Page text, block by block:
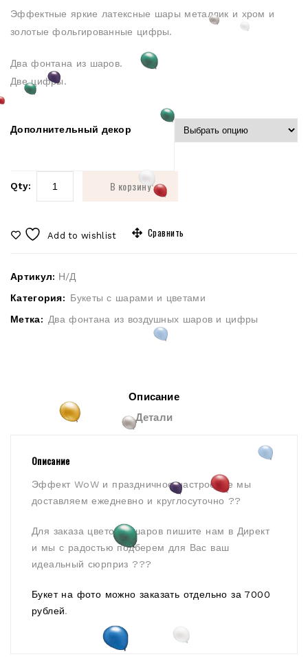
Эффектные яркие латексные шары металлик и хром и
золотые фольгированные цифры.
Два фонтана из шаров.
Две цифры.
Дополнительный декор
Qty: В корзину
Add to wishlist Сравнить
Артикул: Н/Д
Категория: Букеты с шарами и цветами
Метка: Два фонтана из воздушных шаров и цифры
Описание
Детали
Описание
Эффект WoW и праздничное настроение мы
доставляем ежедневно и круглосуточно ??
Для заказа цветов и шаров пишите нам в Директ
и мы с радостью подберем для Вас ваш
идеальный сюрприз ???
Букет на фото можно заказать отдельно за 7000
рублей.